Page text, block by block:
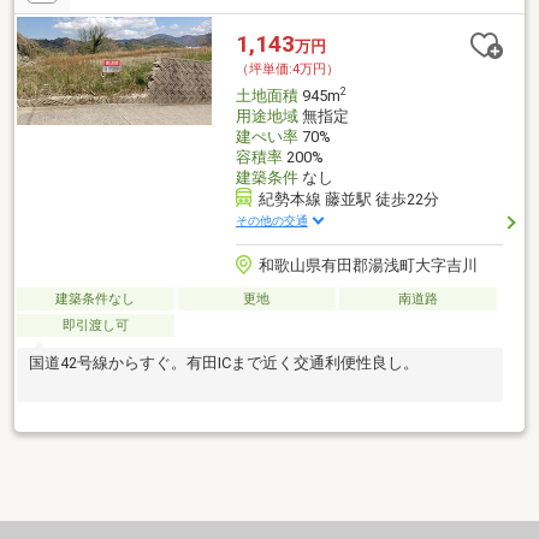
1,143万円
（坪単価:4万円）
土地面積945m2
用途地域無指定
建ぺい率70%
容積率200%
建築条件なし
紀勢本線 藤並駅 徒歩22分
その他の交通
和歌山県有田郡湯浅町大字吉川
建築条件なし 更地
南道路
即引渡し可
国道42号線からすぐ。有田ICまで近く交通利便性良し。